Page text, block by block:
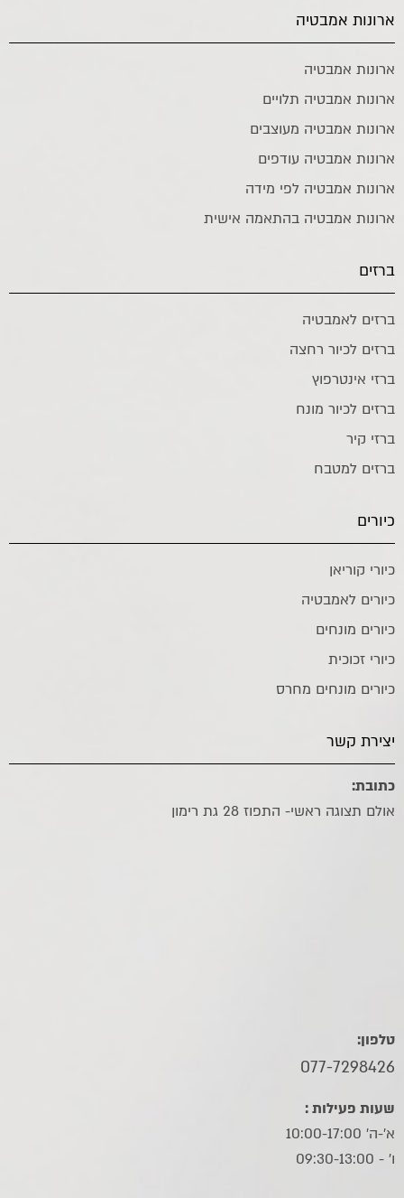
ארונות אמבטיה
ארונות אמבטיה
ארונות אמבטיה תלויים
ארונות אמבטיה מעוצבים
ארונות אמבטיה עודפים
ארונות אמבטיה לפי מידה
ארונות אמבטיה בהתאמה אישית
ברזים
ברזים לאמבטיה
ברזים לכיור רחצה
ברזי אינטרפוץ
ברזים לכיור מונח
ברזי קיר
ברזים למטבח
כיורים
כיורי קוריאן
כיורים לאמבטיה
כיורים מונחים
כיורי זכוכית
כיורים מונחים מחרס
יצירת קשר
כתובת:
אולם תצוגה ראשי- התפוז 28 גת רימון
טלפון:
077-7298426
שעות פעילות :
א'-ה' 10:00-17:00
ו׳ - 09:30-13:00